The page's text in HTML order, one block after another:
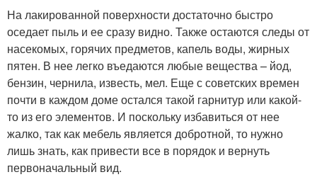
На лакированной поверхности достаточно быстро
оседает пыль и ее сразу видно. Также остаются следы от
насекомых, горячих предметов, капель воды, жирных
пятен. В нее легко въедаются любые вещества – йод,
бензин, чернила, известь, мел. Еще с советских времен
почти в каждом доме остался такой гарнитур или какой-
то из его элементов. И поскольку избавиться от нее
жалко, так как мебель является добротной, то нужно
лишь знать, как привести все в порядок и вернуть
первоначальный вид.